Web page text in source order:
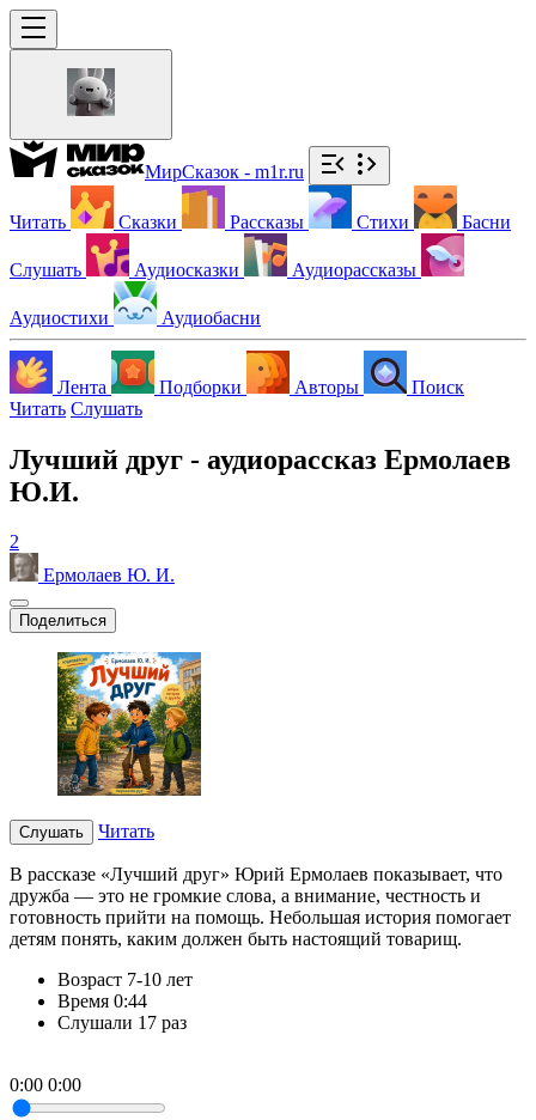
МирСказок - m1r.ru
Читать Сказки Рассказы Стихи Басни
Слушать Аудиосказки Аудиорассказы
Аудиостихи Аудиобасни
Лента Подборки Авторы
Поиск
Читать Слушать
Лучший друг - аудиорассказ Ермолаев
Ю.И.
2
Ермолаев Ю. И.
Поделиться
Слушать Читать
В рассказе «Лучший друг» Юрий Ермолаев показывает, что
дружба — это не громкие слова, а внимание, честность и
готовность прийти на помощь. Небольшая история помогает
детям понять, каким должен быть настоящий товарищ.
Возраст 7-10 лет
Время 0:44
Слушали 17 раз
0:00 0:00